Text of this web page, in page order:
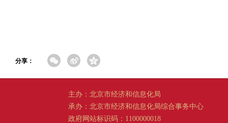
分享：
主办：北京市经济和信息化局
承办：北京市经济和信息化局综合事务中心
政府网站标识码：1100000018